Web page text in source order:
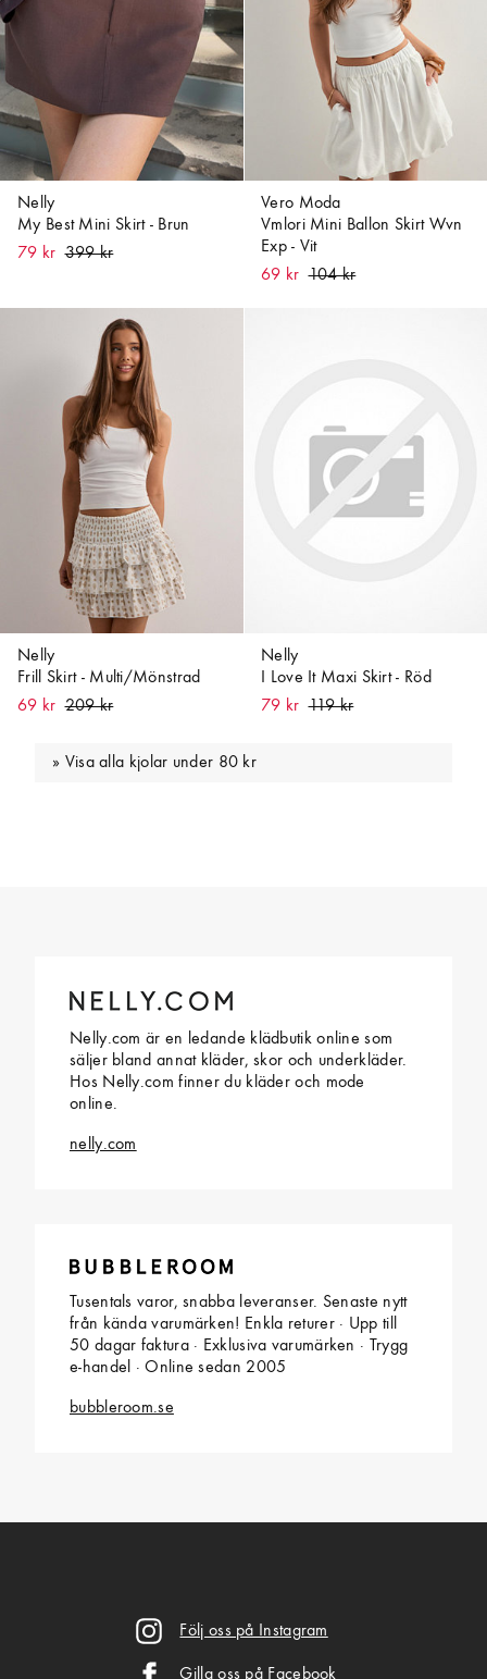
Nelly
My Best Mini Skirt - Brun
79 kr
Vero Moda
Vmlori Mini Ballon Skirt Wvn
Exp - Vit
69 kr
Nelly
Frill Skirt - Multi/Mönstrad
69 kr
Nelly
I Love It Maxi Skirt - Röd
79 kr
Visa alla kjolar under 80 kr
Nelly.com är en ledande klädbutik online som
säljer bland annat kläder, skor och underkläder.
Hos Nelly.com finner du kläder och mode
online.
nelly.com
Tusentals varor, snabba leveranser. Senaste nytt
från kända varumärken! Enkla returer · Upp till
50 dagar faktura · Exklusiva varumärken · Trygg
e-handel · Online sedan 2005
bubbleroom.se
Följ oss på Instagram
Gilla oss på Facebook